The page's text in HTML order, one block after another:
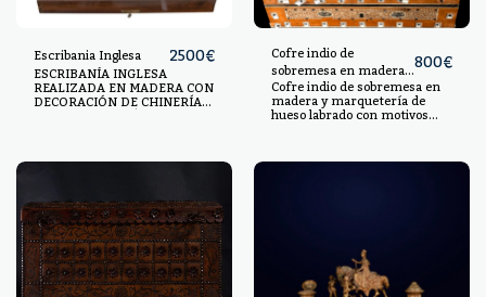
Escribania Inglesa 2500€
ESCRIBANÍA INGLESA
REALIZADA EN MADERA CON
DECORACIÓN DE CHINERÍAS
EN MARQUETERÍA. SIGLO
MEDIDAS: 17X48X30CM.
Cofre indio de
sobremesa en madera y
marquetería de hueso
labrado con motivos
florales, siglo XIX
800€
Cofre indio de sobremesa en
madera y marquetería de
hueso labrado con motivos